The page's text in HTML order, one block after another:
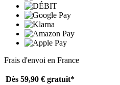
Frais d'envoi en France
Dès 59,90 € gratuit*